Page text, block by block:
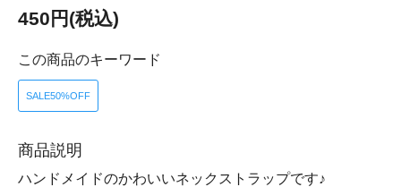
450円(税込)
この商品のキーワード
SALE50%OFF
商品説明
ハンドメイドのかわいいネックストラップです♪